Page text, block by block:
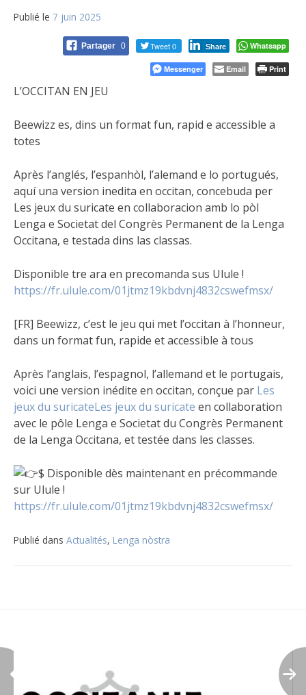
Publié le 7 juin 2025
Partager 0 Tweet 0 Share Whatsapp
Messenger Email Print
L’OCCITAN EN JEU
Beewizz es, dins un format fun, rapid e accessible a
totes
Après l’anglés, l’espanhòl, l’alemand e lo portugués,
aquí una version inedita en occitan, concebuda per
Les jeux du suricate en collaboracion amb lo pòl
Lenga e Societat del Congrès Permanent de la Lenga
Occitana, e testada dins las classas.
Disponible tre ara en precomanda sus Ulule !
https://fr.ulule.com/01jtmz19kbdvnj4832cswefmsx/
[FR] Beewizz, c’est le jeu qui met l’occitan à l’honneur,
dans un format fun, rapide et accessible à tous
Après l’anglais, l’espagnol, l’allemand et le portugais,
voici une version inédite en occitan, conçue par Les
jeux du suricateLes jeux du suricate en collaboration
avec le pôle Lenga e Societat du Congrès Permanent
de la Lenga Occitana, et testée dans les classes.
$ Disponible dès maintenant en précommande
sur Ulule !
https://fr.ulule.com/01jtmz19kbdvnj4832cswefmsx/
Publié dans Actualités, Lenga nòstra